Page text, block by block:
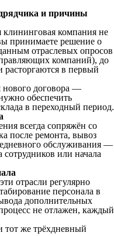
и причины
клининговая компания не
принимаете решение о
отраслевых опросов
компаний), до
расторгаются в первый
нового договора —
обеспечить
в переходный период.
всегда сопряжён со
после ремонта, вывоз
обслуживания —
сотрудников или начала
отрасли регулярно
персонала в
дополнительных
не отлажен, каждый
тот же трёхдневный